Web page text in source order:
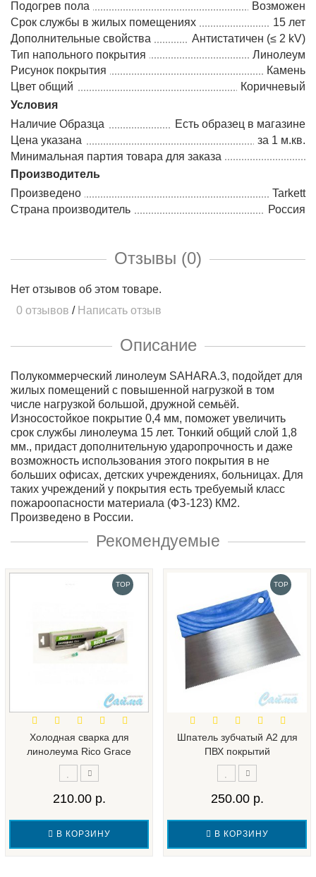
Подогрев пола
Возможен
Срок службы в жилых помещениях
15 лет
Дополнительные свойства
Антистатичен (≤ 2 kV)
Тип напольного покрытия
Линолеум
Рисунок покрытия
Камень
Цвет общий
Коричневый
Условия
Наличие Образца
Есть образец в магазине
Цена указана
за 1 м.кв.
Минимальная партия товара для заказа
Производитель
Произведено
Tarkett
Страна производитель
Россия
Отзывы (0)
Нет отзывов об этом товаре.
0 отзывов / Написать отзыв
Описание
Полукоммерческий линолеум SAHARA.3, подойдет для
жилых помещений с повышенной нагрузкой в том
числе нагрузкой большой, дружной семьёй.
Износостойкое покрытие 0,4 мм, поможет увеличить
срок службы линолеума 15 лет. Тонкий общий слой 1,8
мм., придаст дополнительную ударопрочность и даже
возможность использования этого покрытия в не
больших офисах, детских учреждениях, больницах. Для
таких учреждений у покрытия есть требуемый класс
пожароопасности материала (ФЗ-123) КМ2.
Произведено в России.
Рекомендуемые
TOP
Холодная сварка для
линолеума Rico Grace
210.00 р.
В КОРЗИНУ
TOP
Шпатель зубчатый А2 для
ПВХ покрытий
250.00 р.
В КОРЗИНУ